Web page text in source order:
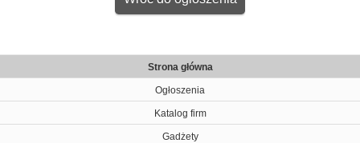
Strona główna
Ogłoszenia
Katalog firm
Gadżety